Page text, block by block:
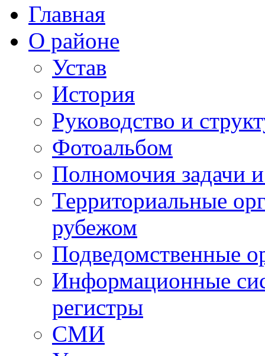
Главная
О районе
Устав
История
Руководство и
Фотоальбом
Полномочия задачи
Территориальные
рубежом
Подведомственные
Информационные
регистры
СМИ